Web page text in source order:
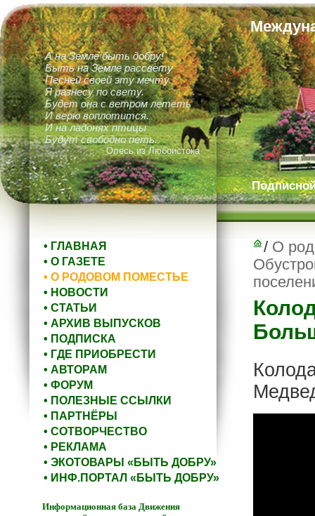
А на Земле быть добру!
Быть на Земле рассвету
Песней своей эту мечту
Я разнесу по свету.
Будет она с ветром лететь
И верю воплотится.
И на ладонях птицы
Будут свободно петь.
Олесь из Любоистока
• ГЛАВНАЯ
• О ГАЗЕТЕ
• О РОДОВОМ ПОМЕСТЬЕ
• НОВОСТИ
• СТАТЬИ
• АРХИВ ВЫПУСКОВ
• ПОДПИСКА
• ГДЕ ПРИОБРЕСТИ
• АВТОРАМ
• ФОРУМ
• ПОЛЕЗНЫЕ ССЫЛКИ
• ПАРТНЁРЫ
• СОТВОРЧЕСТВО
• РЕКЛАМА
• ЭКОТОВАРЫ «БЫТЬ ДОБРУ»
• ИНФ.ПОРТАЛ «БЫТЬ ДОБРУ»
Информационная база Движения
/ О